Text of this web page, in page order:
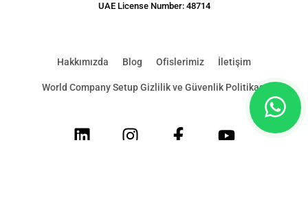
UAE License Number: 48714
Hakkımızda Blog Ofislerimiz İletişim
World Company Setup Gizlilik ve Güvenlik Politikası